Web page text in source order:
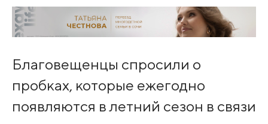
Благовещенцы спросили о
пробках, которые ежегодно
появляются в летний сезон в связи